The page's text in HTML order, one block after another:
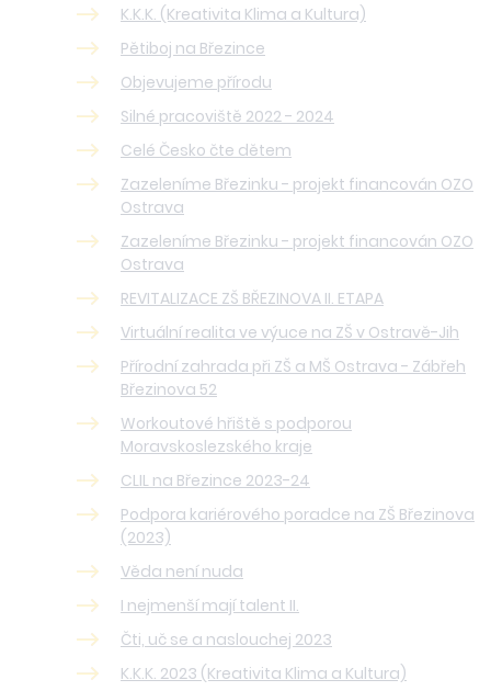
K.K.K. (Kreativita Klima a Kultura)
Pětiboj na Březince
Objevujeme přírodu
Silné pracoviště 2022 - 2024
Celé Česko čte dětem
Zazeleníme Březinku - projekt financován OZO
Ostrava
Zazeleníme Březinku - projekt financován OZO
Ostrava
REVITALIZACE ZŠ BŘEZINOVA II. ETAPA
Virtuální realita ve výuce na ZŠ v Ostravě-Jih
Přírodní zahrada při ZŠ a MŠ Ostrava - Zábřeh
Březinova 52
Workoutové hřiště s podporou
Moravskoslezského kraje
CLIL na Březince 2023-24
Podpora kariérového poradce na ZŠ Březinova
(2023)
Věda není nuda
I nejmenší mají talent II.
Čti, uč se a naslouchej 2023
K.K.K. 2023 (Kreativita Klima a Kultura)